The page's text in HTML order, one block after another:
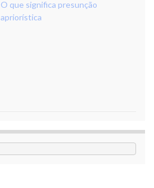
O que significa presunção
apriorística